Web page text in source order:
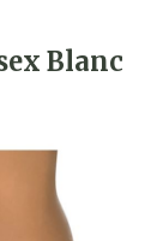
Blanc